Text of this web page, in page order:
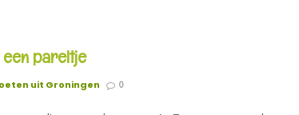
een pareltje
uit Groningen 0